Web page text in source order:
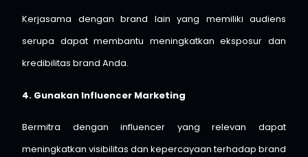
Kerjasama dengan brand lain yang memiliki audiens
serupa dapat membantu meningkatkan eksposur dan
kredibilitas brand Anda.
4. Gunakan Influencer Marketing
Bermitra dengan influencer yang relevan dapat
meningkatkan visibilitas dan kepercayaan terhadap brand